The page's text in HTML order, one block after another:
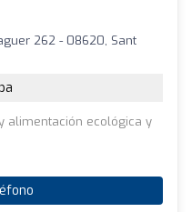
262 - 08620, Sant
alimentación ecológica y